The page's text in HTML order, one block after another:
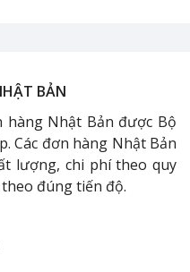
BẢN
hàng Nhật Bản được Bộ
Các đơn hàng Nhật Bản
lượng, chi phí theo quy
đúng tiến độ.